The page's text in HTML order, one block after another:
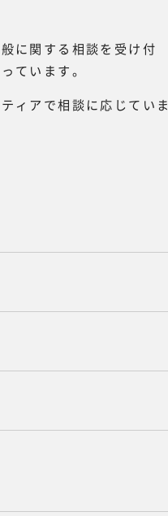
に関する相談を受け付
ています。
ィアで相談に応じていま